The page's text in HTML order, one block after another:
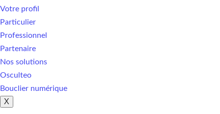
Votre profil
Particulier
Professionnel
Partenaire
Nos solutions
Osculteo
Bouclier numérique
X